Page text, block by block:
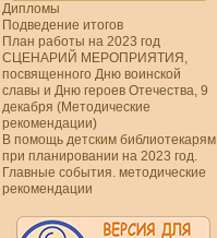
Дипломы
Подведение итогов
План работы на 2023 год
СЦЕНАРИЙ МЕРОПРИЯТИЯ,
посвященного Дню воинской
славы и Дню героев Отечества, 9
декабря (Методические
рекомендации)
В помощь детским библиотекарям
при планировании на 2023 год.
Главные события. методические
рекомендации